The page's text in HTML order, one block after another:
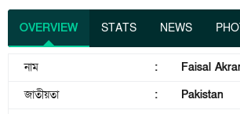
OVERVIEW STATS NEWS
নাম :
Faisal
জাতীয়তা
:
Pakistan